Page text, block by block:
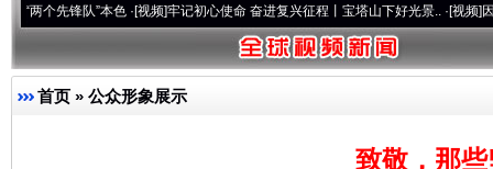
本色·[视频]牢记初心使命 奋进复兴征程丨宝塔山下好光景..·[视频]因党而生 为党而
首页 » 公众形象展示
致敬，那